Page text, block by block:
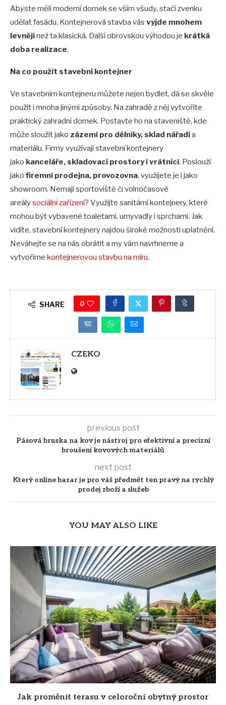
Abyste měli moderní domek se vším všudy, stačí zvenku
udělat fasádu. Kontejnerová stavba vás vyjde mnohem
levnějinež ta klasická. Další obrovskou výhodou je krátká
doba realizace.
Na co použít stavební kontejner
Ve stavebním kontejneru můžete nejen bydlet, dá se skvěle
použít i mnoha jinými způsoby. Na zahradě z něj vytvoříte
praktický zahradní domek. Postavte ho na staveniště, kde
může sloužit jako zázemí pro dělníky, sklad nářadía
materiálu. Firmy využívají stavební kontejnery
jako kanceláře, skladovací prostory i vrátnici. Poslouží
jako firemní prodejna, provozovna, využijete je i jako
showroom. Nemají sportoviště či volnočasové
areálysociální zařízení? Využijte sanitární kontejnery, které
mohou být vybavené toaletami, umyvadly i sprchami. Jak
vidíte, stavební kontejnery najdou široké možnosti uplatnění.
Neváhejte se na nás obrátit a my vám navrhneme a
vytvoříme kontejnerovou stavbu na míru.
SHARE 0
CZEKO
previous post
Pásová bruska na kov je nástroj pro efektivní a precizní
broušení kovových materiálů
next post
Který online bazar je pro váš předmět ten pravý na rychlý
prodej zboží a služeb
YOU MAY ALSO LIKE
Jak proměnit terasu v celoroční obytný prostor